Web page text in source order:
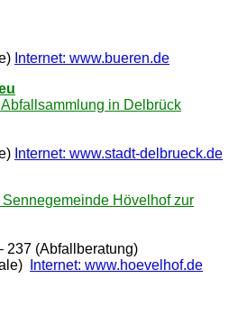
Internet: www.bueren.de
in Delbrück
Internet: www.stadt-delbrueck.de
Hövelhof zur
237 (Abfallberatung)
Internet: www.hoevelhof.de